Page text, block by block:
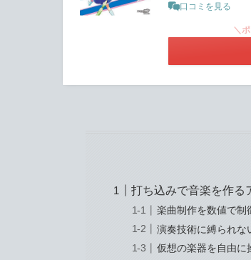
口コミを見る
＼
打ち込みで音楽を作る
楽曲制作を数値で制
演奏技術に縛られな
仮想の楽器を自由に